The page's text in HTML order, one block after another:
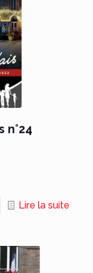
n°24
Lire la suite